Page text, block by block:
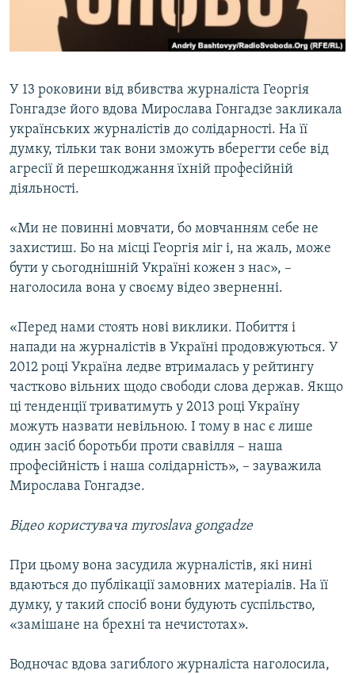
ВІДЕОУРОКИ «ELIFBE»
СВІДЧЕННЯ ОКУПАЦІЇ
ІНФОГРАФІКА
Русский
Qırımtatar
ДОЛУЧАЙСЯ!
Усі сайти RFE/RL
У 13 роковини від вбивства журналіста Георгія
Гонгадзе його вдова Мирослава Гонгадзе закликала
українських журналістів до солідарності. На її
думку, тільки так вони зможуть вберегти себе від
агресії й перешкоджання їхній професійній
діяльності.
«Ми не повинні мовчати, бо мовчанням себе не
захистиш. Бо на місці Георгія міг і, на жаль, може
бути у сьогоднішній Україні кожен з нас», –
наголосила вона у своєму відео зверненні.
«Перед нами стоять нові виклики. Побиття і
напади на журналістів в Україні продовжуються. У
2012 році Україна ледве втрималась у рейтингу
частково вільних щодо свободи слова держав. Якщо
ці тенденції триватимуть у 2013 році Україну
можуть назвати невільною. І тому в нас є лише
один засіб боротьби проти свавілля – наша
професійність і наша солідарність», – зауважила
Мирослава Гонгадзе.
Відео користувача myroslava gongadze
При цьому вона засудила журналістів, які нині
вдаються до публікації замовних матеріалів. На її
думку, у такий спосіб вони будують суспільство,
«замішане на брехні та нечистотах».
Водночас вдова загиблого журналіста наголосила,